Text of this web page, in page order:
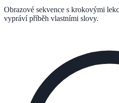
Obrazové sekvence s krokovými
vypráví příběh vlastními slovy.